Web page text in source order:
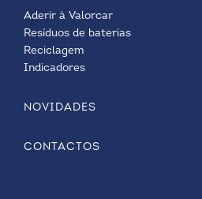
Aderir à Valorcar
Resíduos de baterias
Reciclagem
Indicadores
NOVIDADES
CONTACTOS